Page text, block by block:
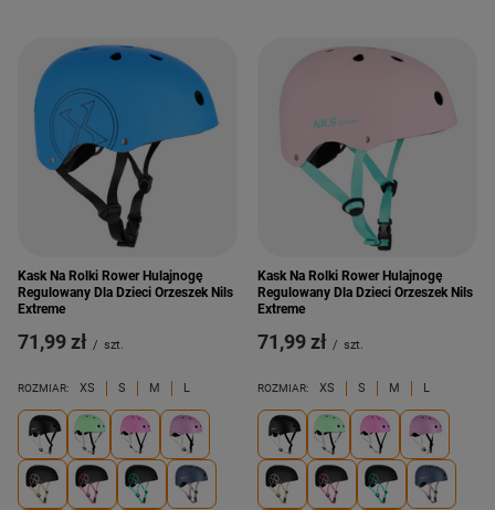
Kask Na Rolki Rower Hulajnogę
Regulowany Dla Dzieci Orzeszek Nils
Extreme
71,99 zł / szt.
ROZMIAR: XS S M L
Kask Na Rolki Rower Hulajnogę
Regulowany Dla Dzieci Orzeszek Nils
Extreme
71,99 zł / szt.
ROZMIAR: XS S M L